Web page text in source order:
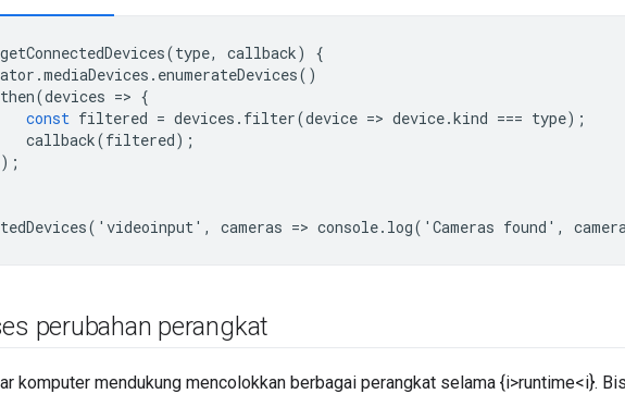
getConnectedDevices(type, callback)
{
.mediaDevices . enumerateDevices()
then(devices => {
const filtered = devices . filter(device => device.kind === type);
callback(filtered);
( ' videoinput' , cameras => console. log( ' Cameras found ' ,
perubahan perangkat
komputer mendukung mencolokkan berbagai perangkat selama {i>runtime<i}.